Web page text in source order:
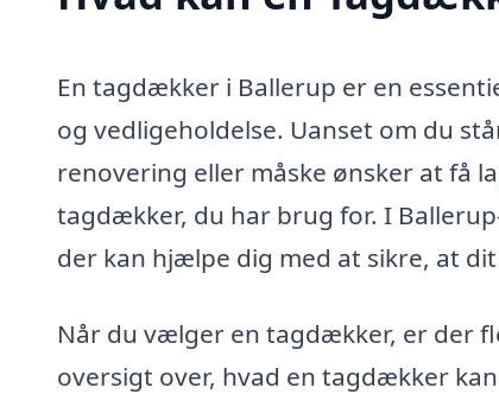
En tagdækker i Ballerup er en
og vedligeholdelse. Uanset om du
renovering eller måske ønsker at få
tagdækker, du har brug for. I
der kan hjælpe dig med at sikre, at
Når du vælger en tagdækker, er der
oversigt over, hvad en tagdækker